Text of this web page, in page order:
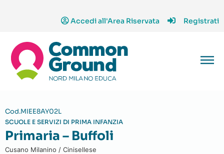
Accedi all'Area Riservata Registrati
Cod.MIEE8AY02L
SCUOLE E SERVIZI DI PRIMA INFANZIA
Primaria – Buffoli
Cusano Milanino / Cinisellese